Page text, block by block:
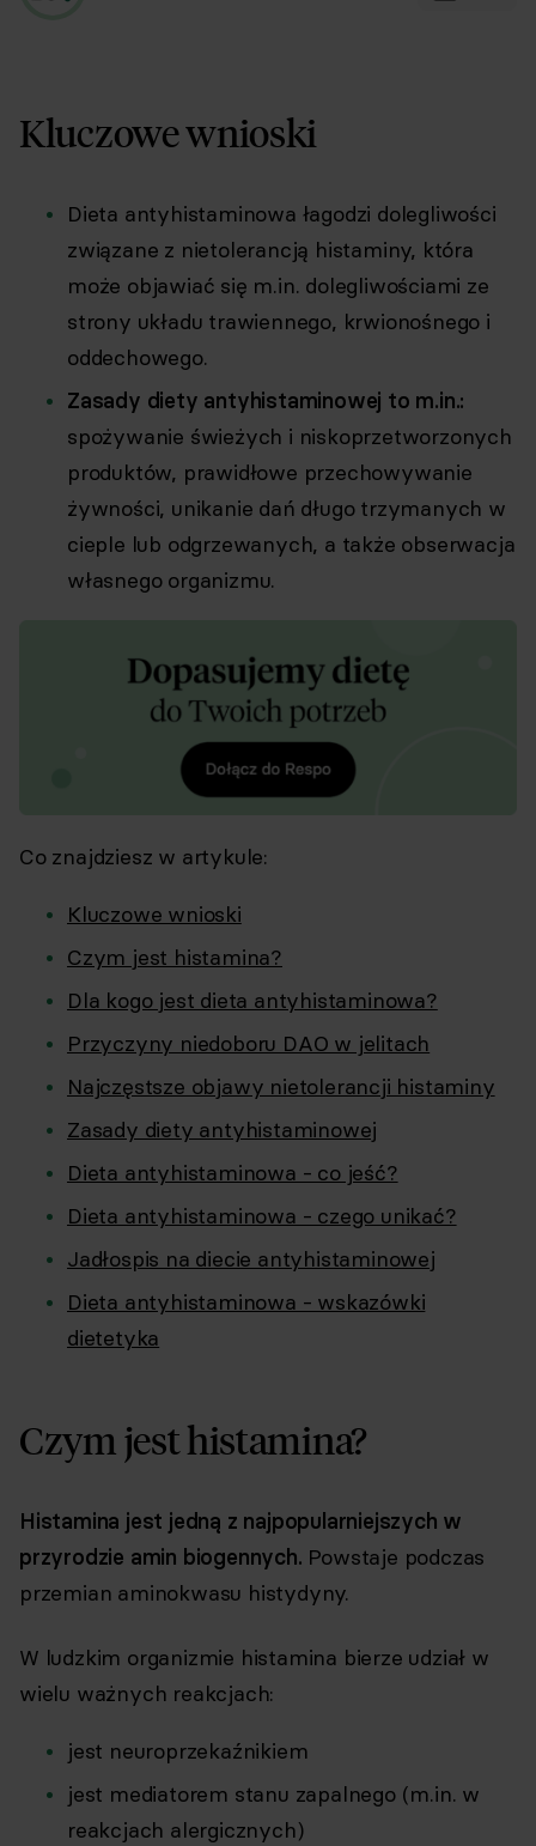
Kluczowe wnioski
Dieta antyhistaminowa łagodzi dolegliwości
związane z nietolerancją histaminy, która
może objawiać się m.in. dolegliwościami ze
strony układu trawiennego, krwionośnego i
oddechowego.
Zasady diety antyhistaminowej to m.in.:
spożywanie świeżych i niskoprzetworzonych
produktów, prawidłowe przechowywanie
żywności, unikanie dań długo trzymanych w
cieple lub odgrzewanych, a także obserwacja
własnego organizmu.
Co znajdziesz w artykule:
Kluczowe wnioski
Czym jest histamina?
Dla kogo jest dieta antyhistaminowa?
Przyczyny niedoboru DAO w jelitach
Najczęstsze objawy nietolerancji histaminy
Zasady diety antyhistaminowej
Dieta antyhistaminowa - co jeść?
Dieta antyhistaminowa - czego unikać?
Jadłospis na diecie antyhistaminowej
Dieta antyhistaminowa - wskazówki
dietetyka
Czym jest histamina?
Histamina jest jedną z najpopularniejszych w
przyrodzie amin biogennych. Powstaje podczas
przemian aminokwasu histydyny.
W ludzkim organizmie histamina bierze udział w
wielu ważnych reakcjach:
jest neuroprzekaźnikiem
jest mediatorem stanu zapalnego (m.in. w
reakcjach alergicznych)